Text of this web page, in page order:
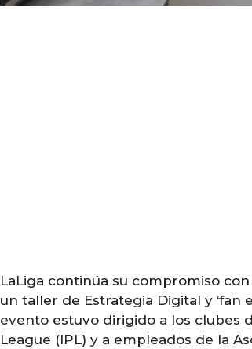
LaLiga continúa su compromiso
un taller de Estrategia Digital y ‘fan
evento estuvo dirigido a los clubes
League (IPL) y a empleados de la